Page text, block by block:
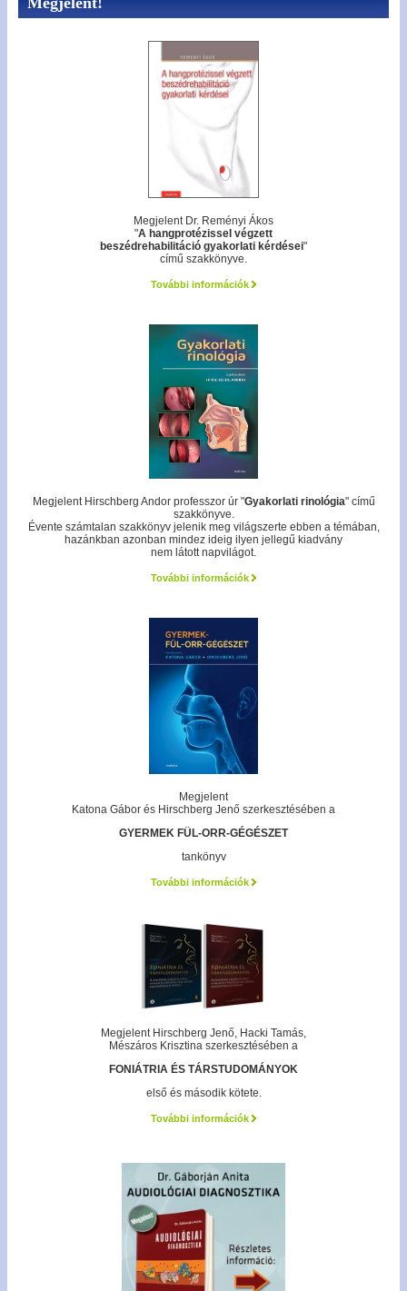
Megjelent Dr. Reményi Ákos
"A hangprotézissel végzett
beszédrehabilitáció gyakorlati kérdései"
című szakkönyve.
További információk
Megjelent Hirschberg Andor professzor úr "Gyakorlati rinológia" című
szakkönyve.
Évente számtalan szakkönyv jelenik meg világszerte ebben a témában,
hazánkban azonban mindez ideig ilyen jellegű kiadvány
nem látott napvilágot.
További információk
Megjelent
Katona Gábor és Hirschberg Jenő szerkesztésében a
GYERMEK FÜL-ORR-GÉGÉSZET
tankönyv
További információk
Megjelent Hirschberg Jenő, Hacki Tamás,
Mészáros Krisztina szerkesztésében a
FONIÁTRIA ÉS TÁRSTUDOMÁNYOK
első és második kötete.
További információk